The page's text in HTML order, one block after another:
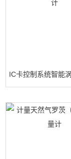
IC卡控制系统智能